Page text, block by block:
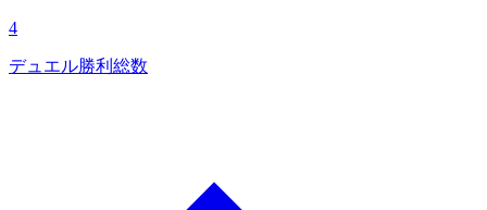
4
デュエル勝利総数